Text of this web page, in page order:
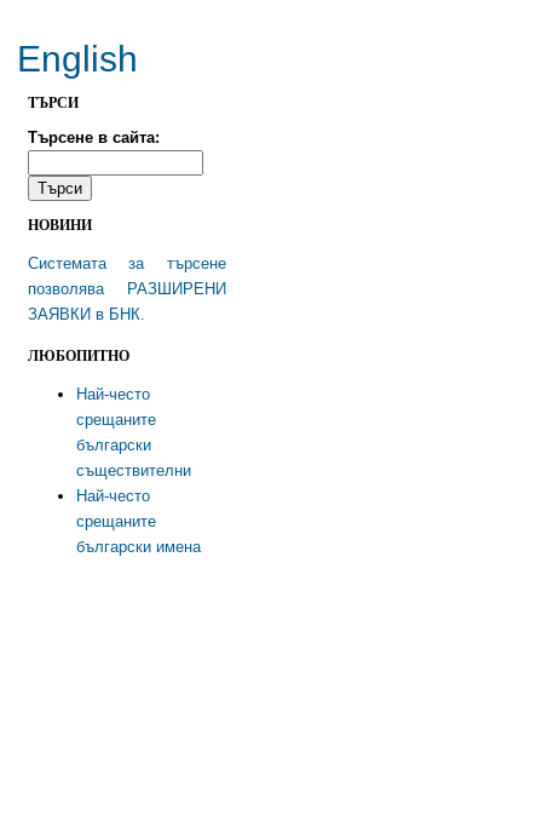
English
TЪРСИ
Търсене в сайта:
НОВИНИ
Системата за търсене
позволява РАЗШИРЕНИ
ЗАЯВКИ в БНК.
ЛЮБОПИТНО
Най-често
срещаните
български
съществителни
Най-често
срещаните
български имена